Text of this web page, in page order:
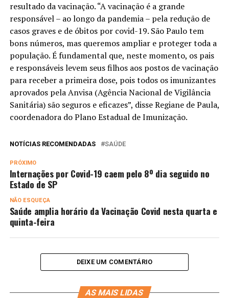
resultado da vacinação. “A vacinação é a grande
responsável – ao longo da pandemia – pela redução de
casos graves e de óbitos por covid-19. São Paulo tem
bons números, mas queremos ampliar e proteger toda a
população. É fundamental que, neste momento, os pais
e responsáveis levem seus filhos aos postos de vacinação
para receber a primeira dose, pois todos os imunizantes
aprovados pela Anvisa (Agência Nacional de Vigilância
Sanitária) são seguros e eficazes”, disse Regiane de Paula,
coordenadora do Plano Estadual de Imunização.
NOTÍCIAS RECOMENDADAS SAÚDE
PRÓXIMO
Internações por Covid-19 caem pelo 8º dia seguido no
Estado de SP
NÃO ESQUEÇA
Saúde amplia horário da Vacinação Covid nesta quarta e
quinta-feira
DEIXE UM COMENTÁRIO
AS MAIS LIDAS